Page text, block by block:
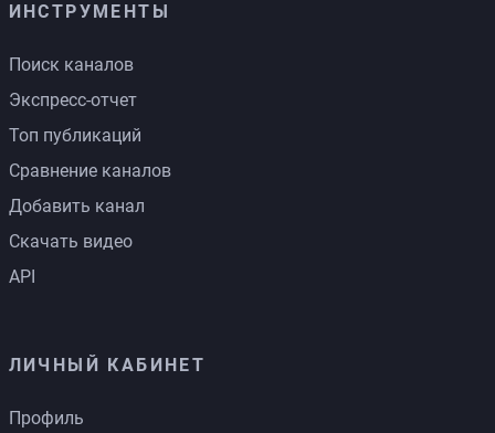
ИНСТРУМЕНТЫ
Поиск каналов
Экспресс-отчет
Топ публикаций
Сравнение каналов
Добавить канал
Скачать видео
API
ЛИЧНЫЙ КАБИНЕТ
Профиль